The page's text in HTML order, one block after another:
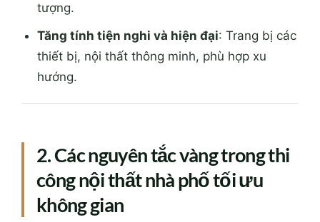
tượng.
Tăng tính tiện nghi và hiện đại: Trang bị các
thiết bị, nội thất thông minh, phù hợp xu
hướng.
2. Các nguyên tắc vàng trong thi
công nội thất nhà phố tối ưu
không gian